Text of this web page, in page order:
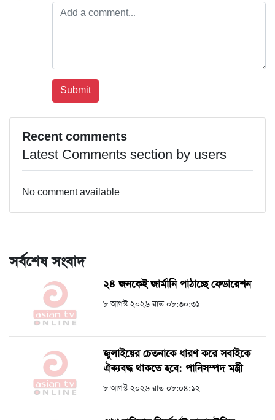
Recent comments
Latest Comments section by users
No comment available
সর্বশেষ সংবাদ
২৪ জনকেই জার্মানি পাঠাচ্ছে ফেডারেশন
৮ আগস্ট ২০২৬ রাত ০৮:৩০:৩১
জুলাইয়ের চেতনাকে ধারণ করে সবাইকে
ঐক্যবদ্ধ থাকতে হবে: পানিসম্পদ মন্ত্রী
৮ আগস্ট ২০২৬ রাত ০৮:০৪:১২